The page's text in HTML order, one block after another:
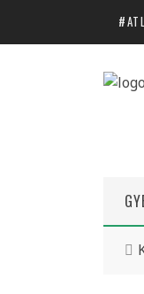
LAKÁSPOLITIKA